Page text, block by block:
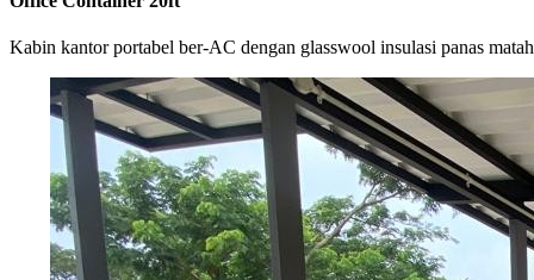
Kabin kantor portabel ber-AC dengan glasswool insulasi panas